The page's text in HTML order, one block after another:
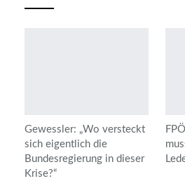
Gewessler: „Wo versteckt
sich eigentlich die
Bundesregierung in dieser
Krise?“